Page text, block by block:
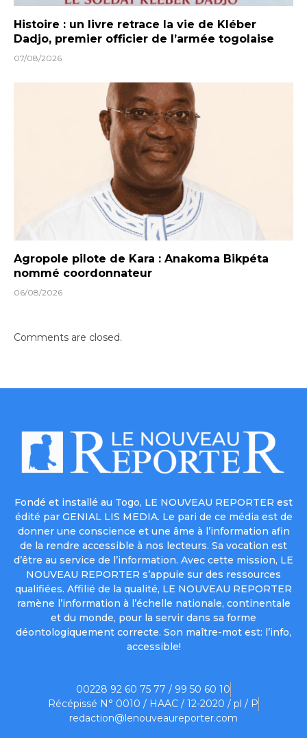
Histoire : un livre retrace la vie de Kléber
Dadjo, premier officier de l’armée togolaise
07/08/2026
Agropole pilote de Kara : Anakoma Bikpéta
nommé coordonnateur
06/08/2026
Comments are closed.
Fondé et installé au Togo, LE NOUVEAU REPORTER est
édité par GENIAL LIS MEDIA. Le pari de ce média est de
donner une conscience et une âme à l’information afin
de la rendre accessible à nos lecteurs. Sa vocation est
d’être au service de l’information. Avec cette mission, LE
NOUVEAU REPORTER s’appuie sur des ressources
qualifiées. Affilié de la qualité, LE NOUVEAU REPORTER
ramène l’information à l’échelle nationale, continentale
et du monde, pour la servir dans sa forme
déontologiquement correcte. Son maître-mot est: l’info,
accessible!
00228 92 60 75 77 / 99 50 60 10
Récépissé N° 0010 / HAAC / 12-2020 / pl / P
redaction@lenouveaureporter.com